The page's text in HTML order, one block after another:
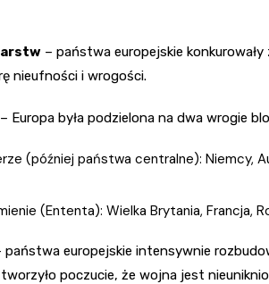
– państwa europejskie
nieufności i wrogości.
– Europa była podzielona na dwa wrogie
(później państwa centralne): Niemcy,
(Ententa): Wielka Brytania, Francja,
państwa europejskie intensywnie
poczucie, że wojna jest